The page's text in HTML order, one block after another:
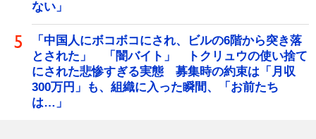
ない」
「中国人にボコボコにされ、ビルの6階から突き落
とされた」 「闇バイト」 トクリュウの使い捨て
にされた悲惨すぎる実態 募集時の約束は「月収
300万円」も、組織に入った瞬間、「お前たち
は…」